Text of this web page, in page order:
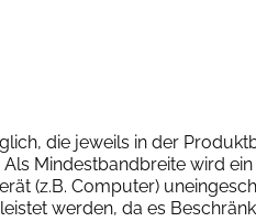
die jeweils in der
Mindestbandbreite wird
(z.B. Computer)
werden, da es